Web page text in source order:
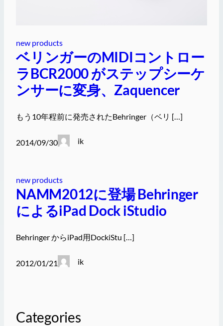
new products
ベリンガーのMIDIコントロー
ラBCR2000 がステップシーケ
ンサーに変身、Zaquencer
もう10年程前に発売されたBehringer（ベリ […]
2014/09/30 ik
new products
NAMM2012に登場 Behringer
によるiPad Dock iStudio
Behringer からiPad用DockiStu […]
2012/01/21 ik
Categories